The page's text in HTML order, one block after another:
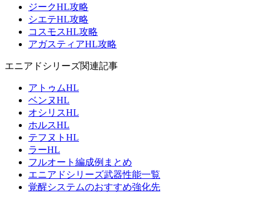
ジークHL攻略
シエテHL攻略
コスモスHL攻略
アガスティアHL攻略
エニアドシリーズ関連記事
アトゥムHL
ベンヌHL
オシリスHL
ホルスHL
テフヌトHL
ラーHL
フルオート編成例まとめ
エニアドシリーズ武器性能一覧
覚醒システムのおすすめ強化先